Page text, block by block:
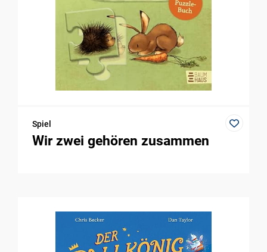
Spiel
Wir zwei gehören zusammen